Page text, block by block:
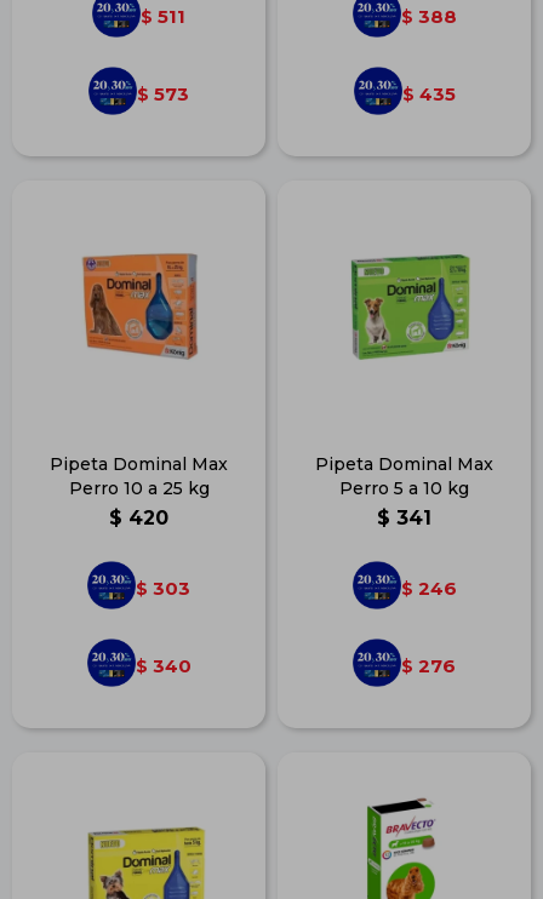
$ 511
$ 573
$ 388
$ 435
Pipeta Dominal Max
Perro 10 a 25 kg
$ 420
$ 303
$ 340
Pipeta Dominal Max
Perro 5 a 10 kg
$ 341
$ 246
$ 276